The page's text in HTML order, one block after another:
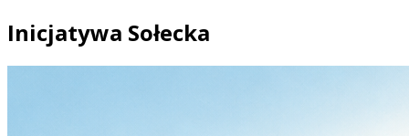
Inicjatywa Sołecka